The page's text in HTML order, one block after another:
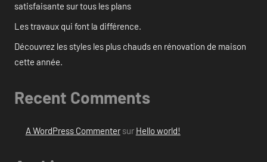
satisfaisante sur tous les plans
Les travaux qui font la différence.
Découvrez les styles les plus chauds en rénovation de maison
cette année.
Recent Comments
A WordPress Commentersur Hello world!